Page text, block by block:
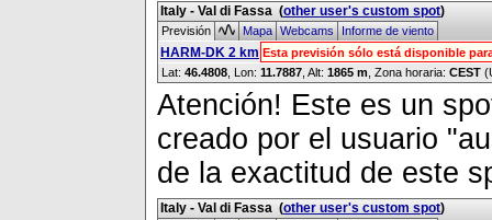
Italy - Val di Fassa (other user's custom spot)
Previsión MapaWebcamsInforme de viento
HARM-DK 2 km Esta previsión sólo está disponible
Lat: 46.4808 , Lon: 11.7887 Alt: 1865 m , Zona horaria: CEST
Atención! Este es un
creado por el usuario
de la exactitud de este
Italy - Val di Fassa (other user's custom spot)